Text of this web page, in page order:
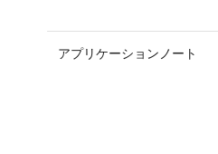
アプリケーションノート